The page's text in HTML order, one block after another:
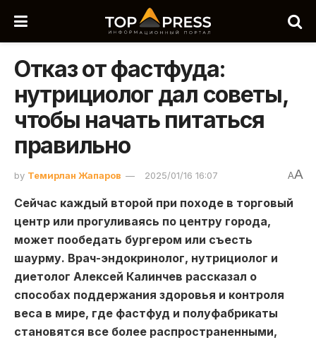
Отказ от фастфуда:
нутрициолог дал советы,
чтобы начать питаться
правильно
by Темирлан Жапаров 2025/01/16 16:07 AA
Сейчас каждый второй при походе в торговый
центр или прогуливаясь по центру города,
может пообедать бургером или съесть
шаурму. Врач-эндокринолог, нутрициолог и
диетолог Алексей Калинчев рассказал о
способах поддержания здоровья и контроля
веса в мире, где фастфуд и полуфабрикаты
становятся все более распространенными,